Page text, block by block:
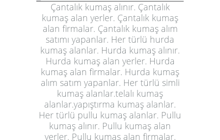
Çantalık kumaş alınır. Çantalık
kumaş alan yerler. Çantalık kumaş
alan firmalar. Çantalık kumaş alım
satımı yapanlar. Her türlü hurda
kumaş alanlar. Hurda kumaş alınır.
Hurda kumaş alan yerler. Hurda
kumaş alan firmalar. Hurda kumaş
alım satım yapanlar. Her türlü simli
kumaş alanlar.telalı kumaş
alanlar.yapıştırma kumaş alanlar.
Her türlü pullu kumaş alanlar. Pullu
kumaş alınır. Pullu kumaş alan
yerler. Pullu kumaş alan firmalar.